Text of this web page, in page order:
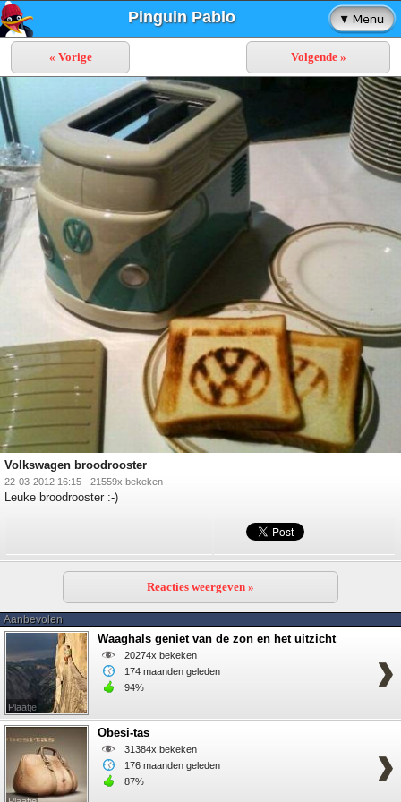
Pinguin Pablo
« Vorige Volgende »
Volkswagen broodrooster
22-03-2012 16:15 - 21559x bekeken
Leuke broodrooster :-)
Reacties weergeven »
Aanbevolen
Plaatje
Waaghals geniet van de zon en het uitzicht
20274x bekeken
174 maanden geleden
94%
Obesi-tas
31384x bekeken
176 maanden geleden
87%